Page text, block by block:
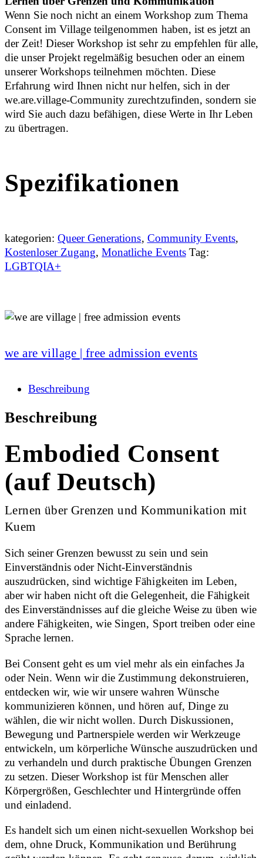
Wenn Sie noch nicht an einem Workshop zum Thema
Consent im Village teilgenommen haben, ist es jetzt an
der Zeit! Dieser Workshop ist sehr zu empfehlen für alle,
die unser Projekt regelmäßig besuchen oder an einem
unserer Workshops teilnehmen möchten. Diese
Erfahrung wird Ihnen nicht nur helfen, sich in der
we.are.village-Community zurechtzufinden, sondern sie
wird Sie auch dazu befähigen, diese Werte in Ihr Leben
zu übertragen.
Spezifikationen
kategorien: Queer Generations, Community Events,
Kostenloser Zugang,Monatliche Events Tag:
LGBTQIA+
we are village | free admission events
Beschreibung
Beschreibung
Embodied Consent
(auf Deutsch)
Lernen über Grenzen und Kommunikation mit
Kuem
Sich seiner Grenzen bewusst zu sein und sein
Einverständnis oder Nicht-Einverständnis
auszudrücken, sind wichtige Fähigkeiten im Leben,
aber wir haben nicht oft die Gelegenheit, die Fähigkeit
des Einverständnisses auf die gleiche Weise zu üben wie
andere Fähigkeiten, wie Singen, Sport treiben oder eine
Sprache lernen.
Bei Consent geht es um viel mehr als ein einfaches Ja
oder Nein. Wenn wir die Zustimmung dekonstruieren,
entdecken wir, wie wir unsere wahren Wünsche
kommunizieren können, und hören auf, Dinge zu
wählen, die wir nicht wollen. Durch Diskussionen,
Bewegung und Partnerspiele werden wir Werkzeuge
entwickeln, um körperliche Wünsche auszudrücken und
zu verhandeln und durch praktische Übungen Grenzen
zu setzen. Dieser Workshop ist für Menschen aller
Körpergrößen, Geschlechter und Hintergründe offen
und einladend.
Es handelt sich um einen nicht-sexuellen Workshop bei
dem, ohne Druck, Kommunikation und Berührung